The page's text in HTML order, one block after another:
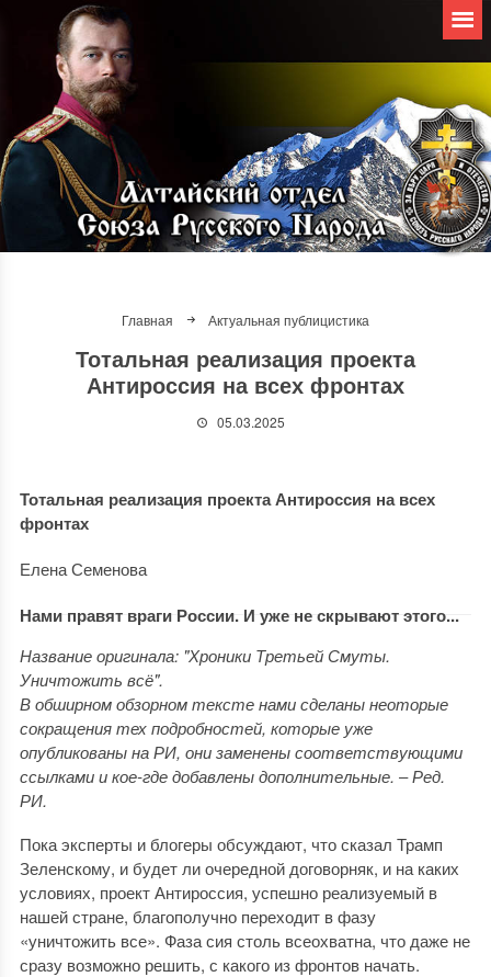
Главная Актуальная публицистика
Тотальная реализация проекта
Антироссия на всех фронтах
05.03.2025
Тотальная реализация проекта Антироссия на всех
фронтах
Елена Семенова
Нами правят враги России. И уже не скрывают этого...
Название оригинала: "Хроники Третьей Смуты.
Уничтожить всё".
В обширном обзорном тексте нами сделаны неоторые
сокращения тех подробностей, которые уже
опубликованы на РИ, они заменены соответствующими
ссылками и кое-где добавлены дополнительные. ‒ Ред.
РИ.
Пока эксперты и блогеры обсуждают, что сказал Трамп
Зеленскому, и будет ли очередной договорняк, и на каких
условиях, проект Антироссия, успешно реализуемый в
нашей стране, благополучно переходит в фазу
«уничтожить все». Фаза сия столь всеохватна, что даже не
сразу возможно решить, с какого из фронтов начать.